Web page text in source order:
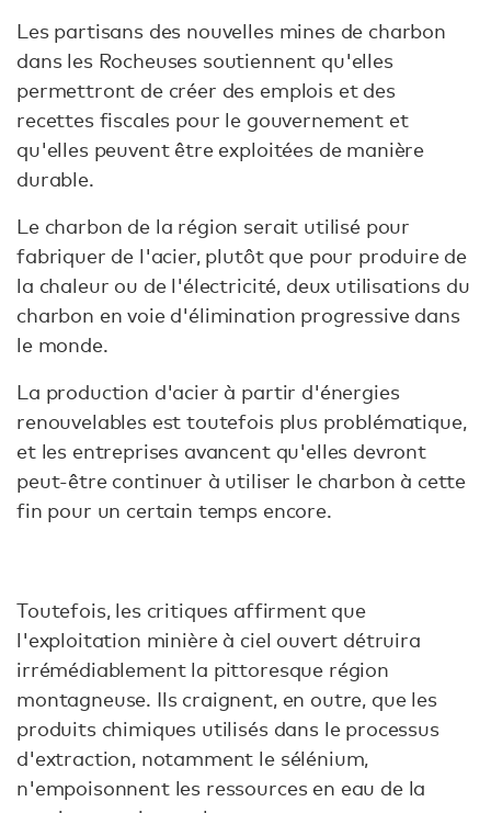
Les partisans des nouvelles mines de charbon
dans les Rocheuses soutiennent qu'elles
permettront de créer des emplois et des
recettes fiscales pour le gouvernement et
qu'elles peuvent être exploitées de manière
durable.
Le charbon de la région serait utilisé pour
fabriquer de l'acier, plutôt que pour produire de
la chaleur ou de l'électricité, deux utilisations du
charbon en voie d'élimination progressive dans
le monde.
La production d'acier à partir d'énergies
renouvelables est toutefois plus problématique,
et les entreprises avancent qu'elles devront
peut-être continuer à utiliser le charbon à cette
fin pour un certain temps encore.
Toutefois, les critiques affirment que
l'exploitation minière à ciel ouvert détruira
irrémédiablement la pittoresque région
montagneuse. Ils craignent, en outre, que les
produits chimiques utilisés dans le processus
d'extraction, notamment le sélénium,
n'empoisonnent les ressources en eau de la